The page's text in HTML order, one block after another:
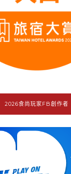
2026食尚玩家FB創作者